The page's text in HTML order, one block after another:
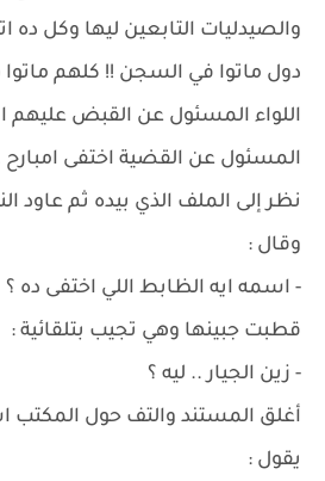
والصيدليات التابعين ليها وكل ده
دول ماتوا في السجن !! كلهم
اللواء المسئول عن القبض عليهم
المسئول عن القضية اختفى امبارح
نظر إلى الملف الذي بيده ثم عاود
وقال :
- اسمه ايه الظابط اللي اختفى ده ؟
قطبت جبينها وهي تجيب بتلقائية :
- زين الجيار .. ليه ؟
أغلق المستند والتف حول المكتب
يقول :